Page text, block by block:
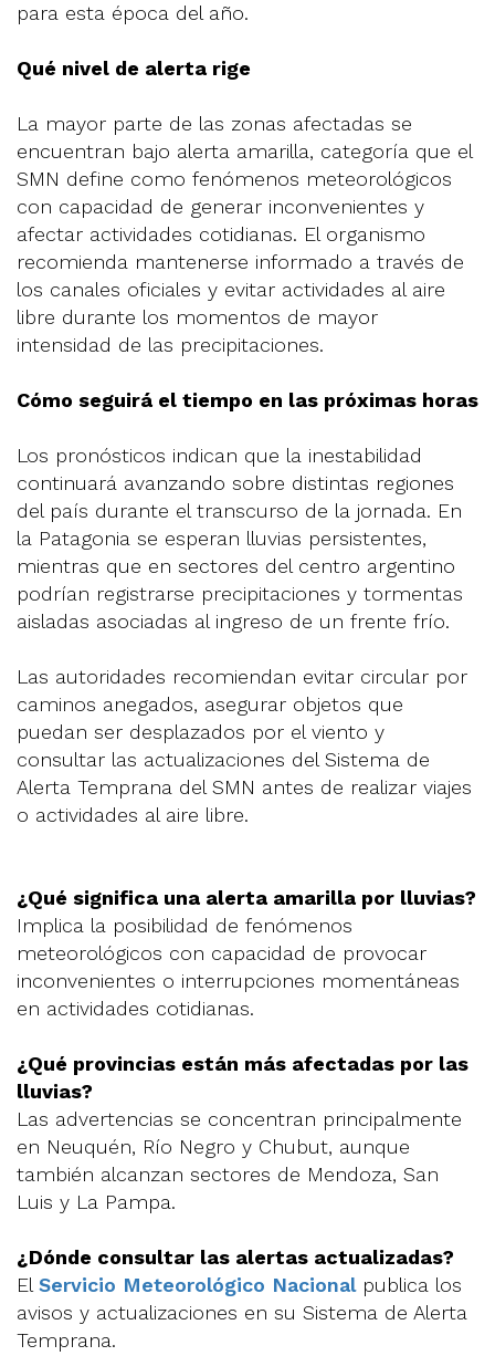
para esta época del año.
Qué nivel de alerta rige
La mayor parte de las zonas afectadas se
encuentran bajo alerta amarilla, categoría que el
SMN define como fenómenos meteorológicos
con capacidad de generar inconvenientes y
afectar actividades cotidianas. El organismo
recomienda mantenerse informado a través de
los canales oficiales y evitar actividades al aire
libre durante los momentos de mayor
intensidad de las precipitaciones.
Cómo seguirá el tiempo en las próximas horas
Los pronósticos indican que la inestabilidad
continuará avanzando sobre distintas regiones
del país durante el transcurso de la jornada. En
la Patagonia se esperan lluvias persistentes,
mientras que en sectores del centro argentino
podrían registrarse precipitaciones y tormentas
aisladas asociadas al ingreso de un frente frío.
Las autoridades recomiendan evitar circular por
caminos anegados, asegurar objetos que
puedan ser desplazados por el viento y
consultar las actualizaciones del Sistema de
Alerta Temprana del SMN antes de realizar viajes
o actividades al aire libre.
¿Qué significa una alerta amarilla por lluvias?
Implica la posibilidad de fenómenos
meteorológicos con capacidad de provocar
inconvenientes o interrupciones momentáneas
en actividades cotidianas.
¿Qué provincias están más afectadas por las
lluvias?
Las advertencias se concentran principalmente
en Neuquén, Río Negro y Chubut, aunque
también alcanzan sectores de Mendoza, San
Luis y La Pampa.
¿Dónde consultar las alertas actualizadas?
El Servicio Meteorológico Nacionalpublica los
avisos y actualizaciones en su Sistema de Alerta
Temprana.